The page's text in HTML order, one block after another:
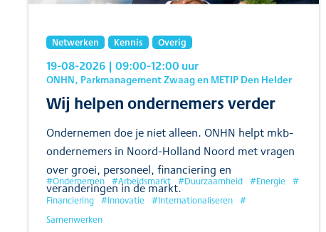
Netwerken Kennis Overig
19-08-2026 | 09:00-12:00 uur
ONHN, Parkmanagement Zwaag en METIP Den Helder
Wij helpen ondernemers verder
Ondernemen doe je niet alleen. ONHN helpt mkb-
ondernemers in Noord-Holland Noord met vragen
over groei, personeel, financiering en
veranderingen in de markt.
#Ondernemen #Arbeidsmarkt #Duurzaamheid #Energie #
Financiering #Innovatie #Internationaliseren #
Samenwerken